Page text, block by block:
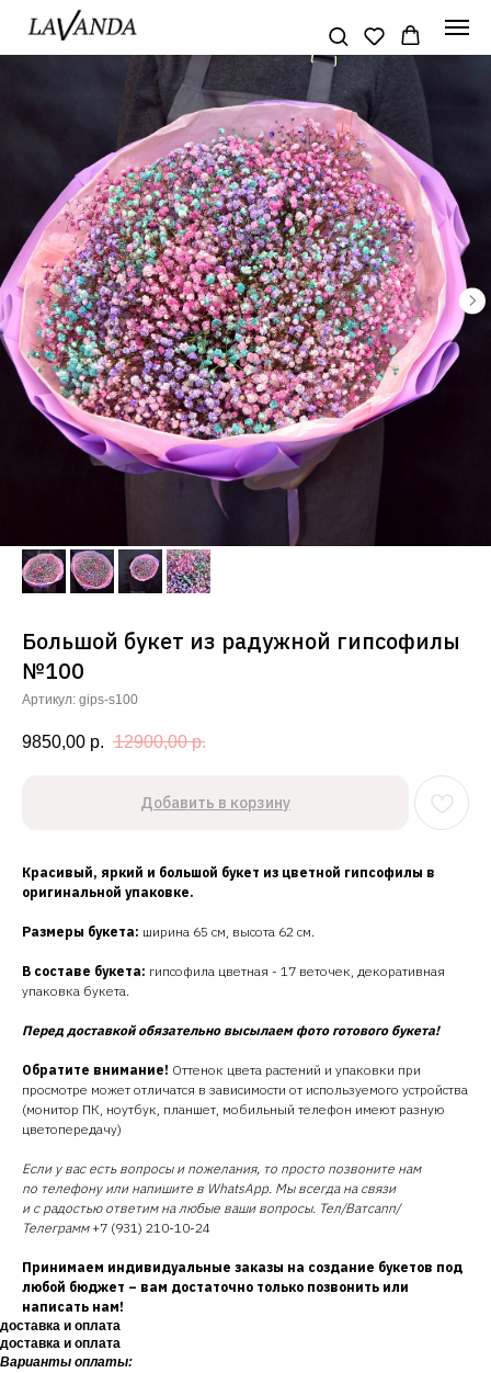
Большой букет из радужной гипсофилы
№100
Артикул: gips-s100
9850,00 р. 12900,00 р.
Добавить в корзину
Красивый, яркий и большой букет из цветной гипсофилы в
оригинальной упаковке.
Размеры букета: ширина 65 см, высота 62 см.
В составе букета: гипсофила цветная - 17 веточек, декоративная
упаковка букета.
Перед доставкой обязательно высылаем фото готового букета!
Обратите внимание! Оттенок цвета растений и упаковки при
просмотре может отличатся в зависимости от используемого устройства
(монитор ПК, ноутбук, планшет, мобильный телефон имеют разную
цветопередачу)
Если у вас есть вопросы и пожелания, то просто позвоните нам
по телефону или напишите в WhatsApp. Мы всегда на связи
и с радостью ответим на любые ваши вопросы. Тел/Ватсапп/
Телеграмм+7 (931) 210-10-24
Принимаем индивидуальные заказы на создание букетов под
любой бюджет – вам достаточно только позвонить или
написать нам!
доставка и оплата
доставка и оплата
Варианты оплаты: